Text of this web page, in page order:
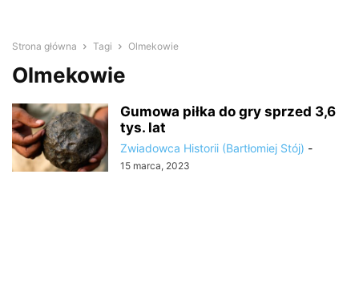
Strona główna Tagi Olmekowie
Olmekowie
Gumowa piłka do gry sprzed 3,6
tys. lat
Zwiadowca Historii (Bartłomiej Stój) -
15 marca, 2023